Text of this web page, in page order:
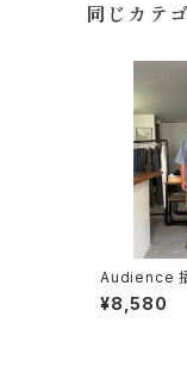
同じカテ
Audience
ー レギュラ
Aライン ハー
¥8,580